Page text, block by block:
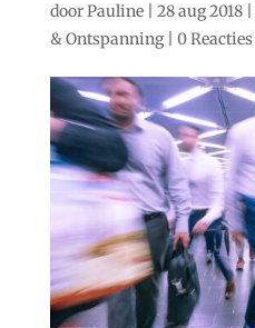
doorPauline| 28 aug 2018|
& Ontspanning| 0 Reacties